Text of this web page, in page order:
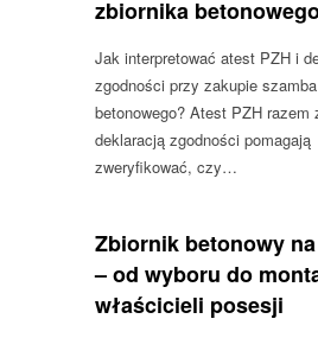
zbiornika
Jak interpretować atest PZH i
zgodności przy zakupie szamba
betonowego? Atest PZH razem
deklaracją zgodności pomagają
zweryfikować, czy…
Zbiornik betonowy
– od wyboru do
właścicieli posesji